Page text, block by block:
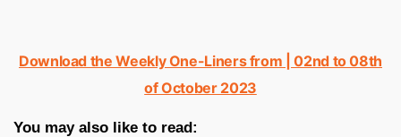
Download the Weekly One-Liners from | 02nd to 08th
of October 2023
You may also like to read: